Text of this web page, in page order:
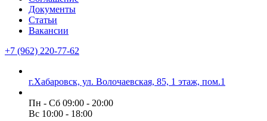
Документы
Статьи
Вакансии
+7 (962) 220-77-62
г.Хабаровск, ул. Волочаевская, 85, 1 этаж, пом.1
Пн - Сб 09:00 - 20:00
Вс 10:00 - 18:00